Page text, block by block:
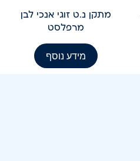
מתקן נ.ט זוגי אנכי לבן
מרפלסט
מידע נוסף